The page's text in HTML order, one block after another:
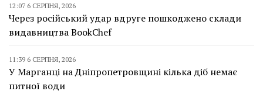
12:07 6 СЕРПНЯ, 2026
Через російський удар вдруге пошкоджено склади
видавництва BookChef
11:39 6 СЕРПНЯ, 2026
У Марганці на Дніпропетровщині кілька діб немає
питної води